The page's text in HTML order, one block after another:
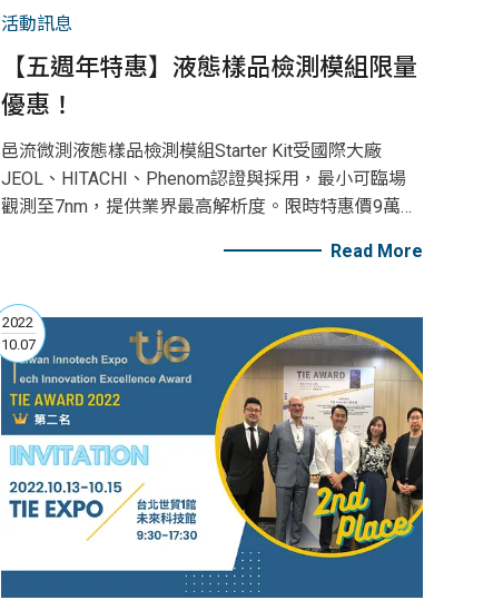
活動訊息
【五週年特惠】液態樣品檢測模組限量
優惠！
邑流微測液態樣品檢測模組Starter Kit受國際大廠
JEOL、HITACHI、Phenom認證與採用，最小可臨場
觀測至7nm，提供業界最高解析度。限時特惠價9萬
Read More
2022
10.07